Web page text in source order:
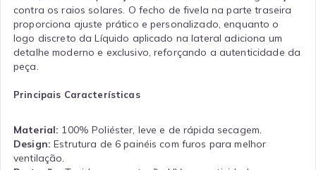
contra os raios solares. O fecho de fivela na parte traseira
proporciona ajuste prático e personalizado, enquanto o
logo discreto da Líquido aplicado na lateral adiciona um
detalhe moderno e exclusivo, reforçando a autenticidade da
peça.
Principais Características
Material: 100% Poliéster, leve e de rápida secagem.
Design: Estrutura de 6 painéis com furos para melhor
ventilação.